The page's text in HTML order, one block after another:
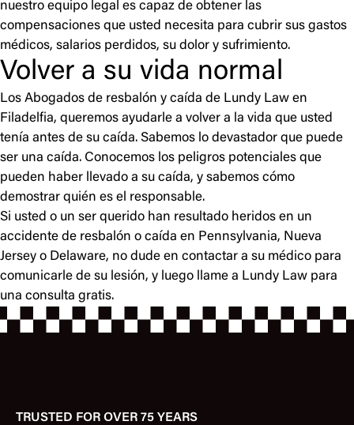
nuestro equipo legal es capaz de obtener las
compensaciones que usted necesita para cubrir sus gastos
médicos, salarios perdidos, su dolor y sufrimiento.
Volver a su vida normal
Los Abogados de resbalón y caída de Lundy Law en
Filadelfia, queremos ayudarle a volver a la vida que usted
tenía antes de su caída. Sabemos lo devastador que puede
ser una caída. Conocemos los peligros potenciales que
pueden haber llevado a su caída, y sabemos cómo
demostrar quién es el responsable.
Si usted o un ser querido han resultado heridos en un
accidente de resbalón o caída en Pennsylvania, Nueva
Jersey o Delaware, no dude en contactar a su médico para
comunicarle de su lesión, y luego llame a Lundy Law para
una consulta gratis.
TRUSTED FOR OVER 75 YEARS